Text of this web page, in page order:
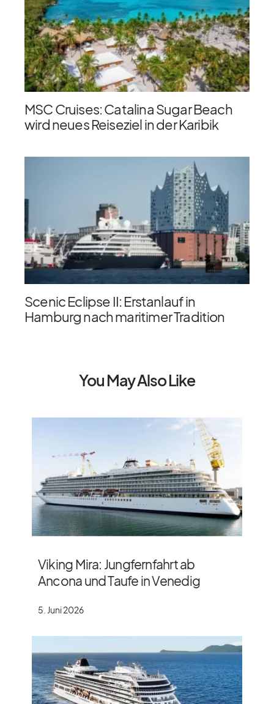
MSC Cruises: Catalina Sugar Beach
wird neues Reiseziel in der Karibik
Scenic Eclipse II: Erstanlauf in
Hamburg nach maritimer Tradition
You May Also Like
Viking Mira: Jungfernfahrt ab
Ancona und Taufe in Venedig
5. Juni 2026